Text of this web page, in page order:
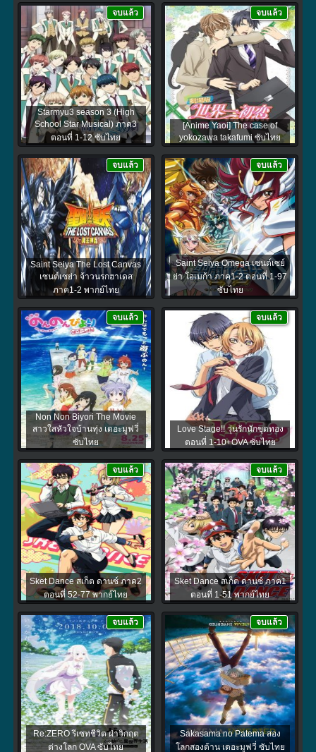
Starmyu3 season 3 (High
School Star Musical) ภาค3
ตอนที่ 1-12 ซับไทย
จบแล้ว
[Anime Yaoi] The case of
yokozawa takafumi ซับไทย
จบแล้ว
Saint Seiya The Lost Canvas
เซนต์เซย่า จ้าวนรกฮาเดส
ภาค1-2 พากย์ไทย
จบแล้ว
Saint Seiya Omega เซนต์เซย์
ย่า โอเมก้า ภาค1-2 ตอนที่ 1-97
ซับไทย
จบแล้ว
Non Non Biyori The Movie
สาวใสหัวใจบ้านทุ่ง เดอะมูฟวี่
ซับไทย
จบแล้ว
Love Stage!! วุ่นรักนักขุดทอง
ตอนที่ 1-10+OVA ซับไทย
จบแล้ว
Sket Dance สเก็ต ดานซ์ ภาค2
ตอนที่ 52-77 พากย์ไทย
จบแล้ว
Sket Dance สเก็ต ดานซ์ ภาค1
ตอนที่ 1-51 พากย์ไทย
จบแล้ว
Re:ZERO รีเซทชีวิต ฝ่าวิกฤต
ต่างโลก OVA ซับไทย
จบแล้ว
Sakasama no Patema สอง
โลกสองด้าน เดอะมูฟวี่ ซับไทย
จบแล้ว